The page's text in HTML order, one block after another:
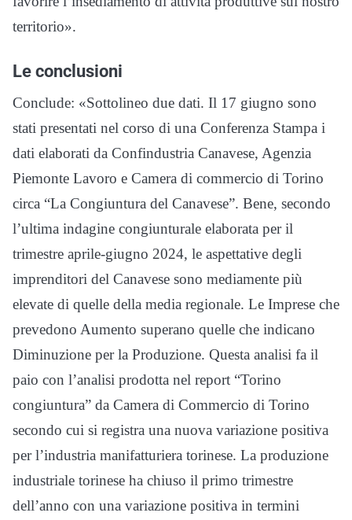
territorio».
Le conclusioni
Conclude: «Sottolineo due dati. Il 17 giugno sono
stati presentati nel corso di una Conferenza Stampa i
dati elaborati da Confindustria Canavese, Agenzia
Piemonte Lavoro e Camera di commercio di Torino
circa “La Congiuntura del Canavese”. Bene, secondo
l’ultima indagine congiunturale elaborata per il
trimestre aprile-giugno 2024, le aspettative degli
imprenditori del Canavese sono mediamente più
elevate di quelle della media regionale. Le Imprese che
prevedono Aumento superano quelle che indicano
Diminuzione per la Produzione. Questa analisi fa il
paio con l’analisi prodotta nel report “Torino
congiuntura” da Camera di Commercio di Torino
secondo cui si registra una nuova variazione positiva
per l’industria manifatturiera torinese. La produzione
industriale torinese ha chiuso il primo trimestre
dell’anno con una variazione positiva in termini